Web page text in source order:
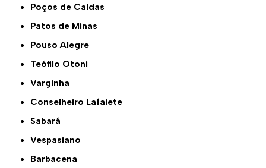
Poços de Caldas
Patos de Minas
Pouso Alegre
Teófilo Otoni
Varginha
Conselheiro Lafaiete
Sabará
Vespasiano
Barbacena